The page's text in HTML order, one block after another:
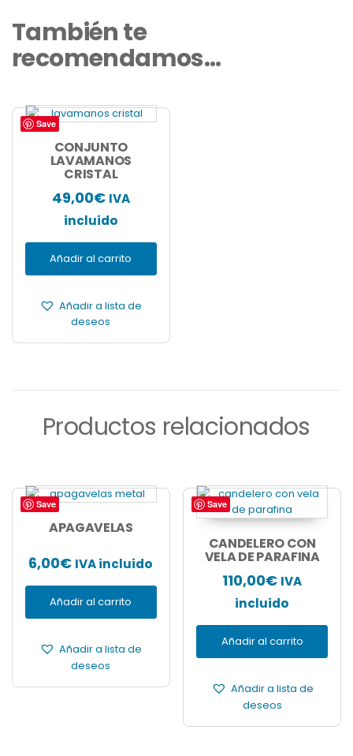
También te
recomendamos…
Save
CONJUNTO
LAVAMANOS
CRISTAL
49,00€ IVA
incluido
Añadir al carrito
Añadir a lista de
deseos
Productos relacionados
Save
APAGAVELAS
6,00€ IVA incluido
Añadir al carrito
Añadir a lista de
deseos
Save
CANDELERO CON
VELA DE PARAFINA
110,00€ IVA
incluido
Añadir al carrito
Añadir a lista de
deseos